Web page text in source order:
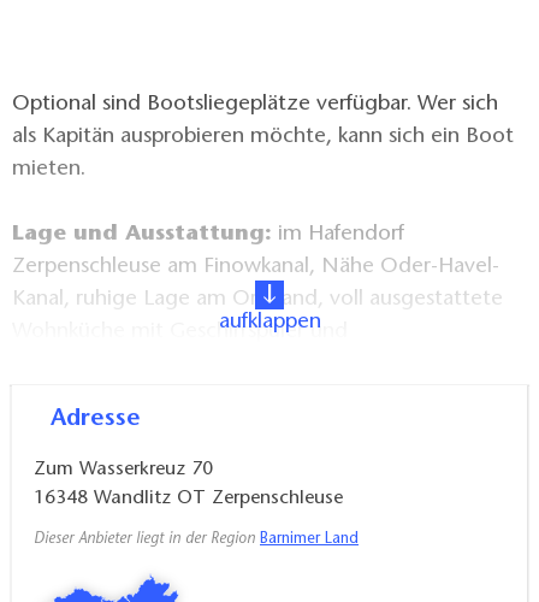
Optional sind Bootsliegeplätze verfügbar. Wer sich
als Kapitän ausprobieren möchte, kann sich ein Boot
mieten.
Lage und Ausstattung: im Hafendorf
Zerpenschleuse am Finowkanal, Nähe Oder-Havel-
Kanal, ruhige Lage am Ortsrand, voll ausgestattete
Wohnküche mit Geschirrspüler und
Außenkamin, Bad mit Dusche, Whirlpool,
Waschmaschine, Wäschetrockner,
Terrasse, WLAN, Arbeitsplatz mit Curved Monitor,
Maus, Tastatur, Dockingstation
Angebote und Extras:
aufklappen
Adresse
Zum Wasserkreuz 70
16348 Wandlitz OT Zerpenschleuse
Dieser Anbieter liegt in der Region Barnimer Land